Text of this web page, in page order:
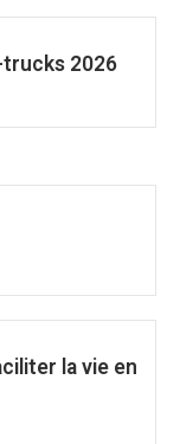
2026
la vie en